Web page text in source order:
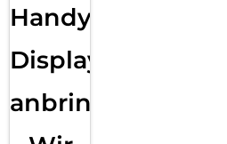
Handy
Displayfolie
anbringen